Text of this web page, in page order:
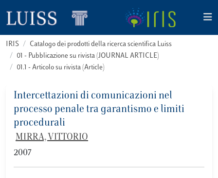
IRIS
Catalogo dei prodotti della ricerca scientifica Luiss
01 - Pubblicazione su rivista (JOURNAL ARTICLE)
01.1 - Articolo su rivista (Article)
Intercettazioni di comunicazioni nel
processo penale tra garantismo e limiti
procedurali
MIRRA, VITTORIO
2007